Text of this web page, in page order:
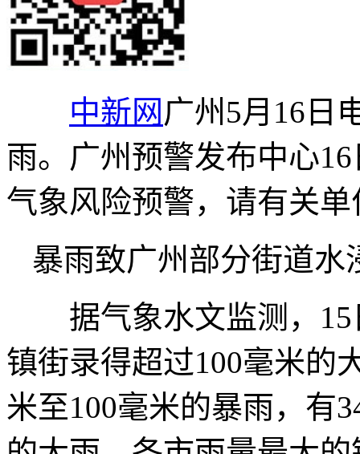
中新网 广州5月16日
雨。广州预警发布中心
气象风险预警，请有关
暴雨致广州部分街道水
据气象水文监测，15
镇街录得超过100毫米的
米至100毫米的暴雨，有